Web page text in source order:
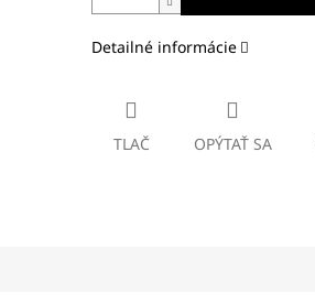
Detailné informácie
TLAČ OPÝTAŤ SA